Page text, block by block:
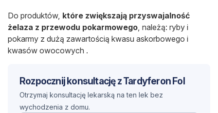
Do produktów, które zwiększają przyswajalność
żelaza z przewodu pokarmowego , należą: ryby i
pokarmy z dużą zawartością kwasu askorbowego i
kwasów owocowych .
Rozpocznij konsultację z Tardyferon Fol
Otrzymaj konsultację lekarską na ten lek bez
wychodzenia z domu.